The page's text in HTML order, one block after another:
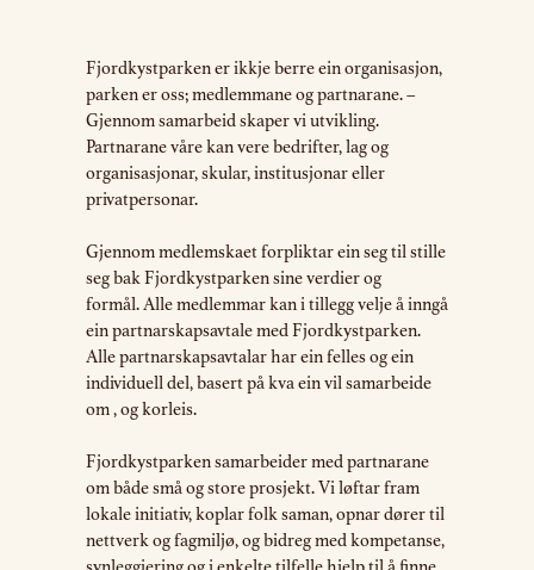
Fjordkystparken er ikkje berre ein organisasjon,
parken er oss; medlemmane og partnarane. –
Gjennom samarbeid skaper vi utvikling.
Partnarane våre kan vere bedrifter, lag og
organisasjonar, skular, institusjonar eller
privatpersonar.
Gjennom medlemskaet forpliktar ein seg til stille
seg bak Fjordkystparken sine verdier og
formål. Alle medlemmar kan i tillegg velje å inngå
ein partnarskapsavtale med Fjordkystparken.
Alle partnarskapsavtalar har ein felles og ein
individuell del, basert på kva ein vil samarbeide
om , og korleis.
Fjordkystparken samarbeider med partnarane
om både små og store prosjekt. Vi løftar fram
lokale initiativ, koplar folk saman, opnar dører til
nettverk og fagmiljø, og bidreg med kompetanse,